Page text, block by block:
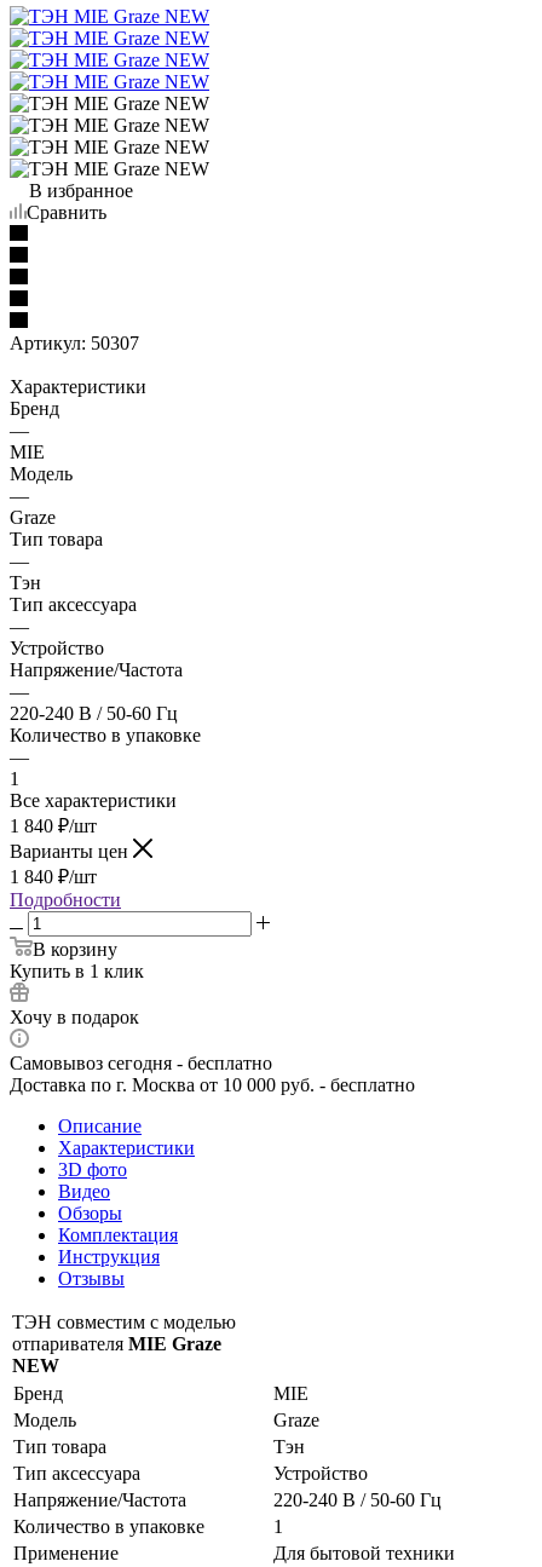
В избранное
Сравнить
Артикул: 50307
Характеристики
Бренд
—
MIE
Модель
—
Graze
Тип товара
—
Тэн
Тип аксессуара
—
Устройство
Напряжение/Частота
—
220-240 В / 50-60 Гц
Количество в упаковке
—
1
Все характеристики
1 840 ₽/шт
Варианты цен
1 840 ₽/шт
Подробности
В корзину
Купить в 1 клик
Хочу в подарок
Самовывоз сегодня - бесплатно
Доставка по г. Москва от 10 000 руб. - бесплатно
Описание
Характеристики
3D фото
Видео
Обзоры
Комплектация
Инструкция
Отзывы
ТЭН совместим с моделью
отпаривателя MIE Graze
NEW
Бренд
MIE
Модель
Graze
Тип товара
Тэн
Тип аксессуара
Устройство
Напряжение/Частота
220-240 В / 50-60 Гц
Количество в упаковке
1
Применение
Для бытовой техники